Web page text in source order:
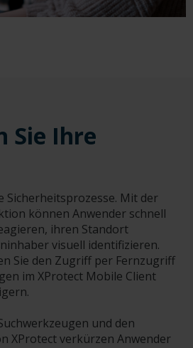
Sie Ihre
Sicherheitsprozesse. Mit der
können Anwender schnell
ihren Standort
visuell identifizieren.
Sie den Zugriff per Fernzugriff
im XProtect Mobile Client
und den
XProtect verkürzen Anwender